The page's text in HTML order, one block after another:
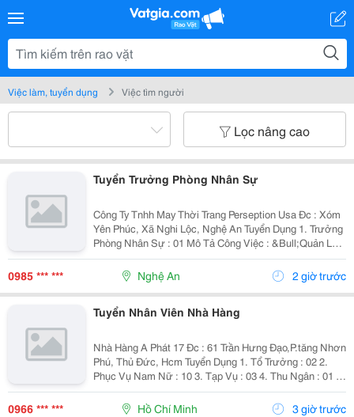
Việc làm, tuyển dụng Việc tìm người
Lọc nâng cao
Tuyển Trưởng Phòng Nhân Sự
Công Ty Tnhh May Thời Trang Perseption Usa Đc : Xóm
Yên Phúc, Xã Nghi Lộc, Nghệ An Tuyển Dụng 1. Trưởng
Phòng Nhân Sự : 01 Mô Tả Công Việc : &Bull;Quản Lý
Và Điều Hành Hoạt Động P. Nhân Sự. &Bull;Xây Dựng
Và Triển Khai Chiến Lược, Chính...
0985 *** *** Nghệ An 2 giờ trước
Tuyển Nhân Viên Nhà Hàng
Nhà Hàng A Phát 17 Đc : 61 Trần Hưng Đạo,P.tăng Nhơn
Phú, Thủ Đức, Hcm Tuyển Dụng 1. Tổ Trưởng : 02 2.
Phục Vụ Nam Nữ : 10 3. Tạp Vụ : 03 4. Thu Ngân : 01 5.
Tiếp Thực : 02 6. Tả Hổ : 02 Mức Lương + Phụ Cấp :
Thoả Thuận Khi Phỏng...
0966 *** *** Hồ Chí Minh 3 giờ trước